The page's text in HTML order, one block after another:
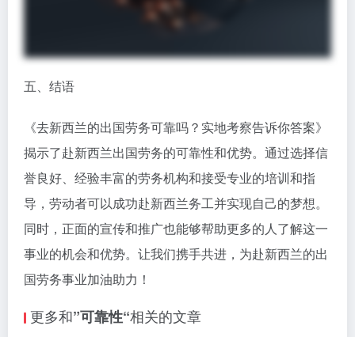
五、结语
《去新西兰的出国劳务可靠吗？实地考察告诉你答案》
揭示了赴新西兰出国劳务的可靠性和优势。通过选择信
誉良好、经验丰富的劳务机构和接受专业的培训和指
导，劳动者可以成功赴新西兰务工并实现自己的梦想。
同时，正面的宣传和推广也能够帮助更多的人了解这一
事业的机会和优势。让我们携手共进，为赴新西兰的出
国劳务事业加油助力！
更多和”可靠性“相关的文章